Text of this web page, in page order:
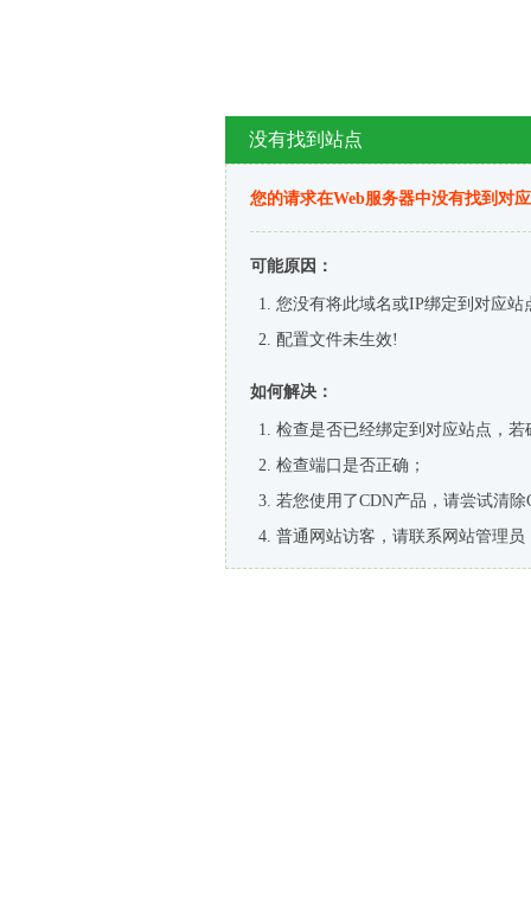
没有找到站点
您的请求在Web服务器中没有找到对
可能原因：
您没有将此域名或IP绑定到对应站
配置文件未生效!
如何解决：
检查是否已经绑定到对应站点，
检查端口是否正确；
若您使用了CDN产品，请尝试清除
普通网站访客，请联系网站管理员